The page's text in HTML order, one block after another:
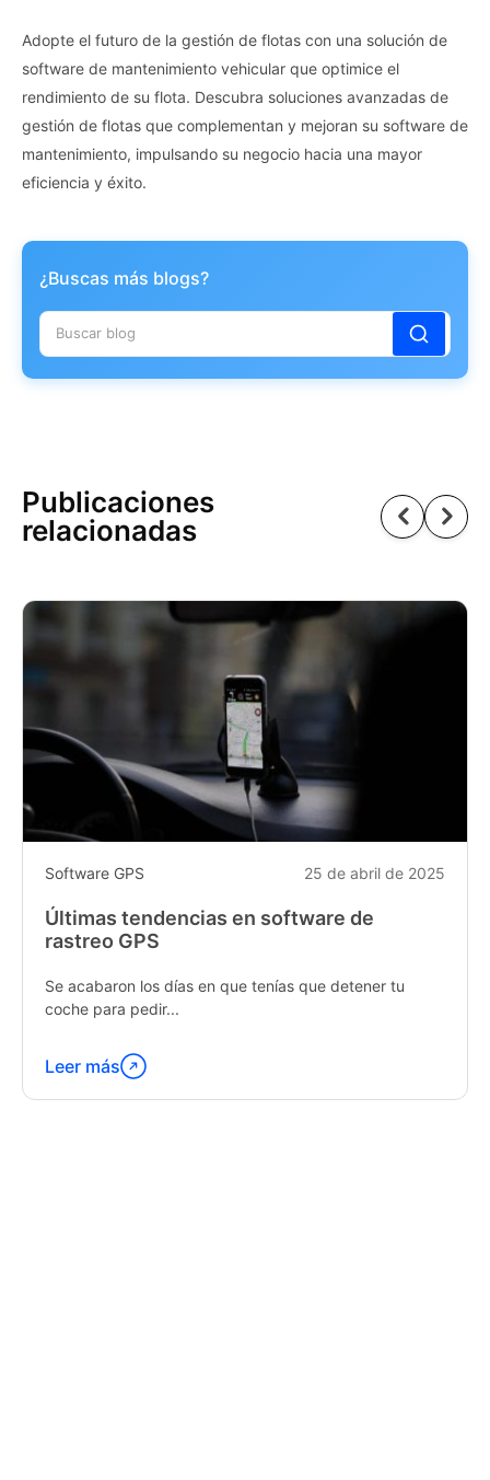
Adopte el futuro de la gestión de flotas con una solución de
software de mantenimiento vehicular que optimice el
rendimiento de su flota. Descubra soluciones avanzadas de
gestión de flotas que complementan y mejoran su software de
mantenimiento, impulsando su negocio hacia una mayor
eficiencia y éxito.
¿Buscas más blogs?
Publicaciones
relacionadas
Software GPS 25 de abril de 2025
Últimas tendencias en software de
rastreo GPS
Se acabaron los días en que tenías que detener tu
coche para pedir...
Continúa
leyendo
Leer más